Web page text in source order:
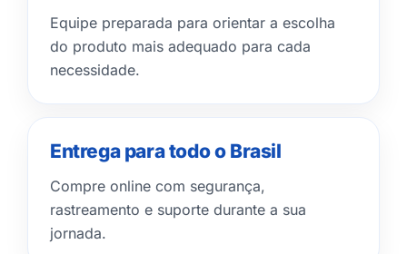
Equipe preparada para orientar a escolha
do produto mais adequado para cada
necessidade.
Entrega para todo o Brasil
Compre online com segurança,
rastreamento e suporte durante a sua
jornada.